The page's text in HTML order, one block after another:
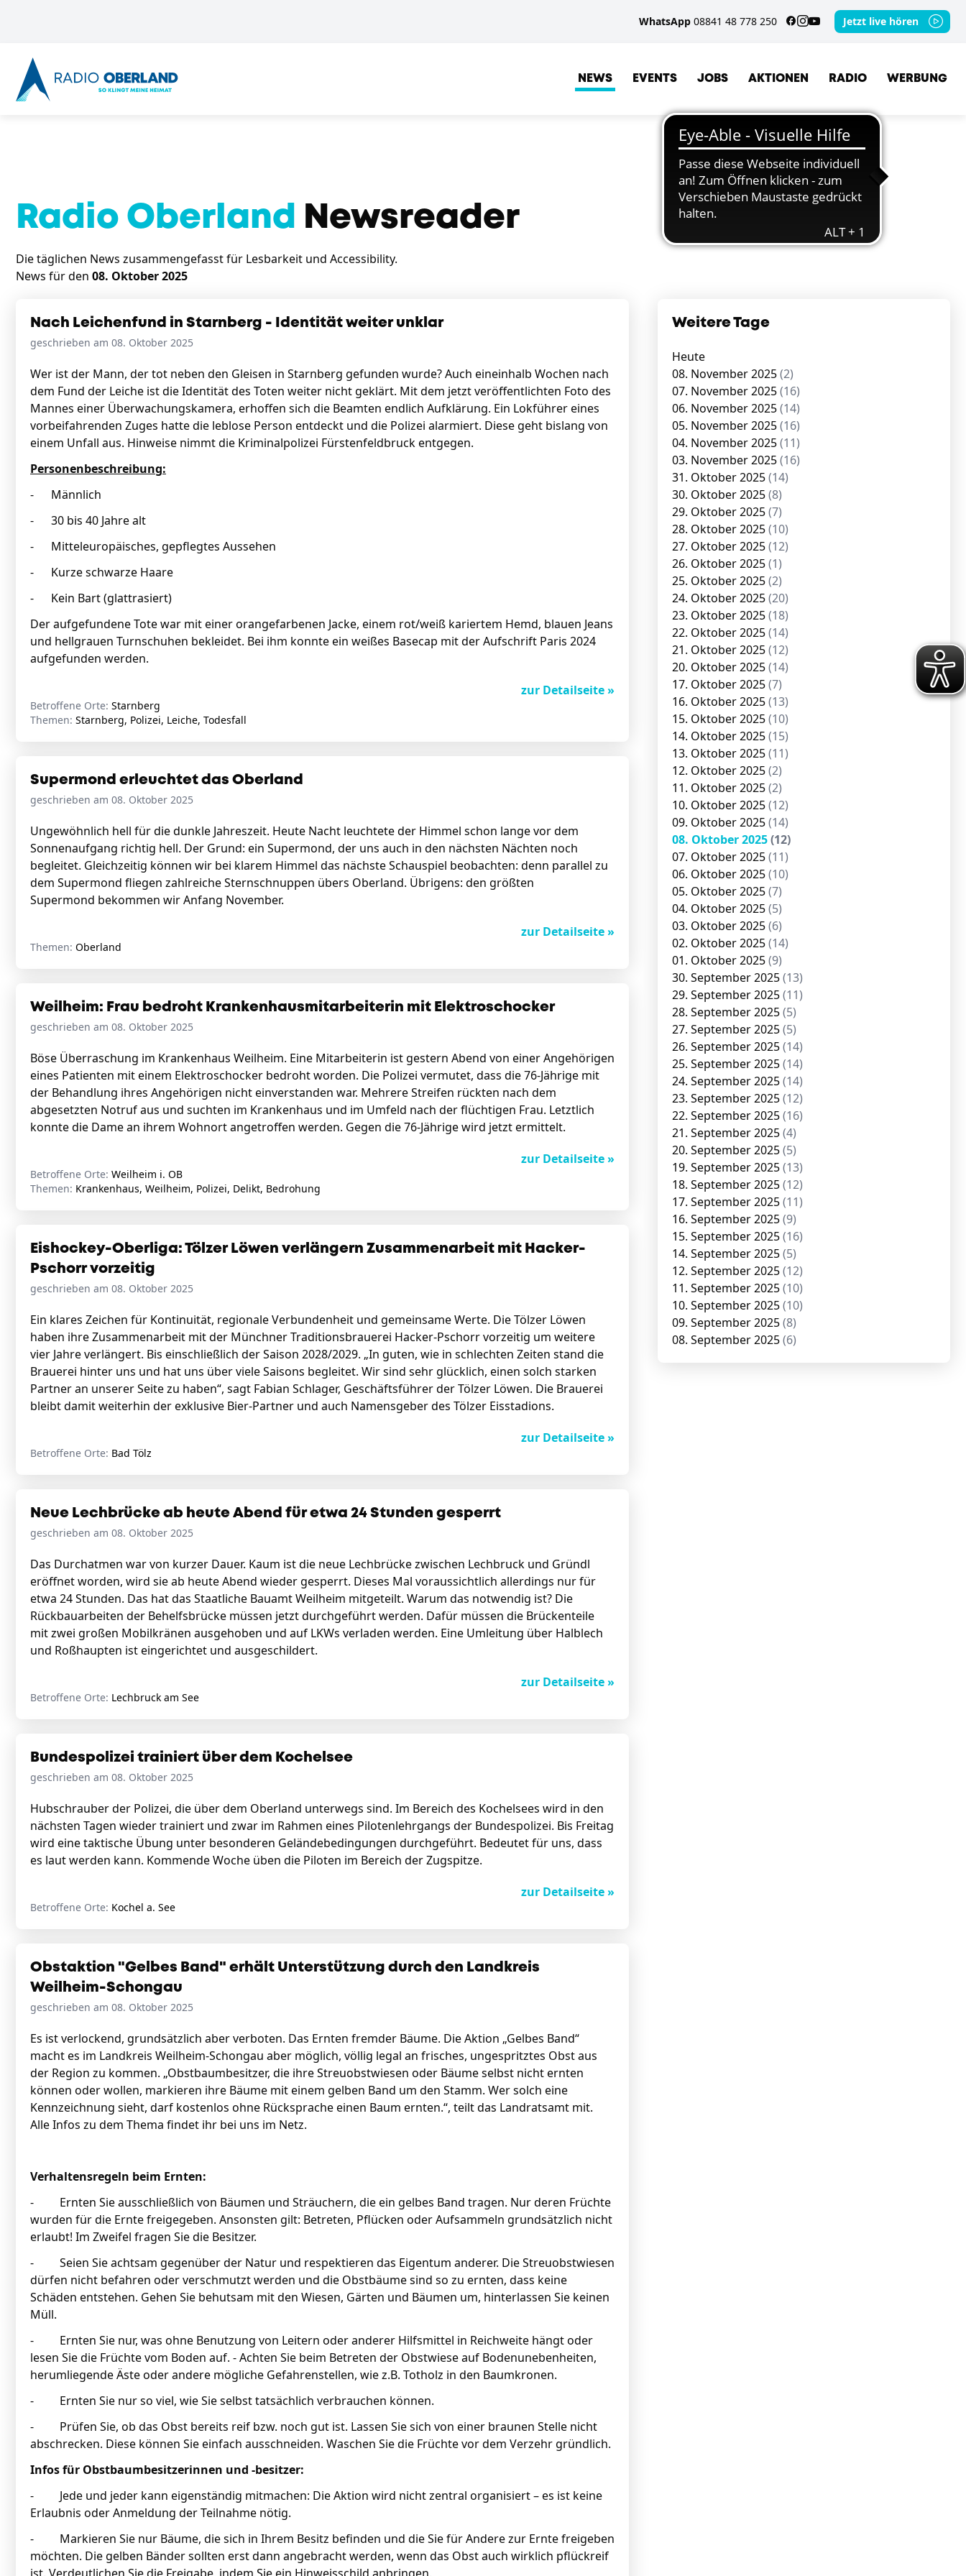
WhatsApp 08841 48 778 250 Jetzt live hören
NEWS EVENTS JOBS AKTIONEN RADIO WERBUNG
Radio Oberland Newsreader
Die täglichen News zusammengefasst für Lesbarkeit und Accessibility.
News für den 08. Oktober 2025
Nach Leichenfund in Starnberg - Identität weiter unklar
geschrieben am 08. Oktober 2025
Wer ist der Mann, der tot neben den Gleisen in Starnberg gefunden wurde? Auch eineinhalb Wochen nach
dem Fund der Leiche ist die Identität des Toten weiter nicht geklärt. Mit dem jetzt veröffentlichten Foto des
Mannes einer Überwachungskamera, erhoffen sich die Beamten endlich Aufklärung. Ein Lokführer eines
vorbeifahrenden Zuges hatte die leblose Person entdeckt und die Polizei alarmiert. Diese geht bislang von
einem Unfall aus. Hinweise nimmt die Kriminalpolizei Fürstenfeldbruck entgegen.
Personenbeschreibung:
- Männlich
- 30 bis 40 Jahre alt
- Mitteleuropäisches, gepflegtes Aussehen
- Kurze schwarze Haare
- Kein Bart (glattrasiert)
Der aufgefundene Tote war mit einer orangefarbenen Jacke, einem rot/weiß kariertem Hemd, blauen Jeans
und hellgrauen Turnschuhen bekleidet. Bei ihm konnte ein weißes Basecap mit der Aufschrift Paris 2024
aufgefunden werden.
zur Detailseite »
Betroffene Orte: Starnberg
Themen: Starnberg, Polizei, Leiche, Todesfall
Supermond erleuchtet das Oberland
geschrieben am 08. Oktober 2025
Ungewöhnlich hell für die dunkle Jahreszeit. Heute Nacht leuchtete der Himmel schon lange vor dem
Sonnenaufgang richtig hell. Der Grund: ein Supermond, der uns auch in den nächsten Nächten noch
begleitet. Gleichzeitig können wir bei klarem Himmel das nächste Schauspiel beobachten: denn parallel zu
dem Supermond fliegen zahlreiche Sternschnuppen übers Oberland. Übrigens: den größten
Supermond bekommen wir Anfang November.
zur Detailseite »
Themen: Oberland
Weilheim: Frau bedroht Krankenhausmitarbeiterin mit Elektroschocker
geschrieben am 08. Oktober 2025
Böse Überraschung im Krankenhaus Weilheim. Eine Mitarbeiterin ist gestern Abend von einer Angehörigen
eines Patienten mit einem Elektroschocker bedroht worden. Die Polizei vermutet, dass die 76-Jährige mit
der Behandlung ihres Angehörigen nicht einverstanden war. Mehrere Streifen rückten nach dem
abgesetzten Notruf aus und suchten im Krankenhaus und im Umfeld nach der flüchtigen Frau. Letztlich
konnte die Dame an ihrem Wohnort angetroffen werden. Gegen die 76-Jährige wird jetzt ermittelt.
zur Detailseite »
Betroffene Orte: Weilheim i. OB
Themen: Krankenhaus, Weilheim, Polizei, Delikt, Bedrohung
Eishockey-Oberliga: Tölzer Löwen verlängern Zusammenarbeit mit Hacker-
Pschorr vorzeitig
geschrieben am 08. Oktober 2025
Ein klares Zeichen für Kontinuität, regionale Verbundenheit und gemeinsame Werte. Die Tölzer Löwen
haben ihre Zusammenarbeit mit der Münchner Traditionsbrauerei Hacker-Pschorr vorzeitig um weitere
vier Jahre verlängert. Bis einschließlich der Saison 2028/2029. „In guten, wie in schlechten Zeiten stand die
Brauerei hinter uns und hat uns über viele Saisons begleitet. Wir sind sehr glücklich, einen solch starken
Partner an unserer Seite zu haben“, sagt Fabian Schlager, Geschäftsführer der Tölzer Löwen. Die Brauerei
bleibt damit weiterhin der exklusive Bier-Partner und auch Namensgeber des Tölzer Eisstadions.
zur Detailseite »
Betroffene Orte: Bad Tölz
Neue Lechbrücke ab heute Abend für etwa 24 Stunden gesperrt
geschrieben am 08. Oktober 2025
Das Durchatmen war von kurzer Dauer. Kaum ist die neue Lechbrücke zwischen Lechbruck und Gründl
eröffnet worden, wird sie ab heute Abend wieder gesperrt. Dieses Mal voraussichtlich allerdings nur für
etwa 24 Stunden. Das hat das Staatliche Bauamt Weilheim mitgeteilt. Warum das notwendig ist? Die
Rückbauarbeiten der Behelfsbrücke müssen jetzt durchgeführt werden. Dafür müssen die Brückenteile
mit zwei großen Mobilkränen ausgehoben und auf LKWs verladen werden. Eine Umleitung über Halblech
und Roßhaupten ist eingerichtet und ausgeschildert.
zur Detailseite »
Betroffene Orte: Lechbruck am See
Bundespolizei trainiert über dem Kochelsee
geschrieben am 08. Oktober 2025
Hubschrauber der Polizei, die über dem Oberland unterwegs sind. Im Bereich des Kochelsees wird in den
nächsten Tagen wieder trainiert und zwar im Rahmen eines Pilotenlehrgangs der Bundespolizei. Bis Freitag
wird eine taktische Übung unter besonderen Geländebedingungen durchgeführt. Bedeutet für uns, dass
es laut werden kann. Kommende Woche üben die Piloten im Bereich der Zugspitze.
zur Detailseite »
Betroffene Orte: Kochel a. See
Obstaktion "Gelbes Band" erhält Unterstützung durch den Landkreis
Weilheim-Schongau
geschrieben am 08. Oktober 2025
Es ist verlockend, grundsätzlich aber verboten. Das Ernten fremder Bäume. Die Aktion „Gelbes Band“
macht es im Landkreis Weilheim-Schongau aber möglich, völlig legal an frisches, ungespritztes Obst aus
der Region zu kommen. „Obstbaumbesitzer, die ihre Streuobstwiesen oder Bäume selbst nicht ernten
können oder wollen, markieren ihre Bäume mit einem gelben Band um den Stamm. Wer solch eine
Kennzeichnung sieht, darf kostenlos ohne Rücksprache einen Baum ernten.“, teilt das Landratsamt mit.
Alle Infos zu dem Thema findet ihr bei uns im Netz.
Verhaltensregeln beim Ernten:
- Ernten Sie ausschließlich von Bäumen und Sträuchern, die ein gelbes Band tragen. Nur deren Früchte
wurden für die Ernte freigegeben. Ansonsten gilt: Betreten, Pflücken oder Aufsammeln grundsätzlich nicht
erlaubt! Im Zweifel fragen Sie die Besitzer.
- Seien Sie achtsam gegenüber der Natur und respektieren das Eigentum anderer. Die Streuobstwiesen
dürfen nicht befahren oder verschmutzt werden und die Obstbäume sind so zu ernten, dass keine
Schäden entstehen. Gehen Sie behutsam mit den Wiesen, Gärten und Bäumen um, hinterlassen Sie keinen
Müll.
- Ernten Sie nur, was ohne Benutzung von Leitern oder anderer Hilfsmittel in Reichweite hängt oder
lesen Sie die Früchte vom Boden auf. - Achten Sie beim Betreten der Obstwiese auf Bodenunebenheiten,
herumliegende Äste oder andere mögliche Gefahrenstellen, wie z.B. Totholz in den Baumkronen.
- Ernten Sie nur so viel, wie Sie selbst tatsächlich verbrauchen können.
- Prüfen Sie, ob das Obst bereits reif bzw. noch gut ist. Lassen Sie sich von einer braunen Stelle nicht
abschrecken. Diese können Sie einfach ausschneiden. Waschen Sie die Früchte vor dem Verzehr gründlich.
Infos für Obstbaumbesitzerinnen und -besitzer:
- Jede und jeder kann eigenständig mitmachen: Die Aktion wird nicht zentral organisiert – es ist keine
Erlaubnis oder Anmeldung der Teilnahme nötig.
- Markieren Sie nur Bäume, die sich in Ihrem Besitz befinden und die Sie für Andere zur Ernte freigeben
möchten. Die gelben Bänder sollten erst dann angebracht werden, wenn das Obst auch wirklich pflückreif
Weitere Tage
Heute
08. November 2025(2)
07. November 2025(16)
06. November 2025(14)
05. November 2025(16)
04. November 2025(11)
03. November 2025(16)
31. Oktober 2025(14)
30. Oktober 2025(8)
29. Oktober 2025(7)
28. Oktober 2025(10)
27. Oktober 2025(12)
26. Oktober 2025(1)
25. Oktober 2025(2)
24. Oktober 2025(20)
23. Oktober 2025(18)
22. Oktober 2025(14)
21. Oktober 2025(12)
20. Oktober 2025(14)
17. Oktober 2025(7)
16. Oktober 2025(13)
15. Oktober 2025(10)
14. Oktober 2025(15)
13. Oktober 2025(11)
12. Oktober 2025(2)
11. Oktober 2025(2)
10. Oktober 2025(12)
09. Oktober 2025(14)
08. Oktober 2025(12)
07. Oktober 2025(11)
06. Oktober 2025(10)
05. Oktober 2025(7)
04. Oktober 2025(5)
03. Oktober 2025(6)
02. Oktober 2025(14)
01. Oktober 2025(9)
30. September 2025(13)
29. September 2025(11)
28. September 2025(5)
27. September 2025(5)
26. September 2025(14)
25. September 2025(14)
24. September 2025(14)
23. September 2025(12)
22. September 2025(16)
21. September 2025(4)
20. September 2025(5)
19. September 2025(13)
18. September 2025(12)
17. September 2025(11)
16. September 2025(9)
15. September 2025(16)
14. September 2025(5)
12. September 2025(12)
11. September 2025(10)
10. September 2025(10)
09. September 2025(8)
08. September 2025(6)